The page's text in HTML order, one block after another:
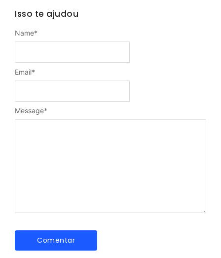
Isso te ajudou
Message*
Name*
Email*